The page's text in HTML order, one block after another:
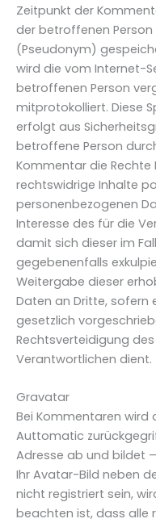
Zeitpunkt der
der betroffenen
(Pseudonym)
wird die vom Internet-
betroffenen Person
mitprotokolliert. Diese
erfolgt aus
betroffene Person
Kommentar die
rechtswidrige Inhalte
personenbezogenen
Interesse des für die
damit sich dieser im
gegebenenfalls
Weitergabe dieser
Daten an Dritte, sofern
gesetzlich
Rechtsverteidigung
Verantwortlichen dient.
Gravatar
Bei Kommentaren wird
Auttomatic
Adresse ab und bildet
Ihr Avatar-Bild neben
nicht registriert sein,
beachten ist, dass alle